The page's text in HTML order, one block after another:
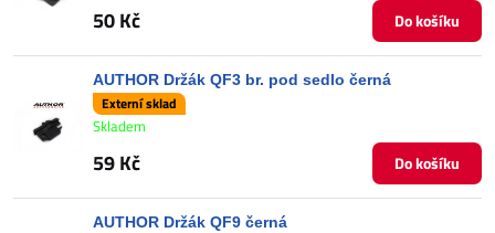
50 Kč Do košíku
AUTHOR Držák QF3 br. pod sedlo černá
Externí sklad
Skladem
59 Kč Do košíku
AUTHOR Držák QF9 černá